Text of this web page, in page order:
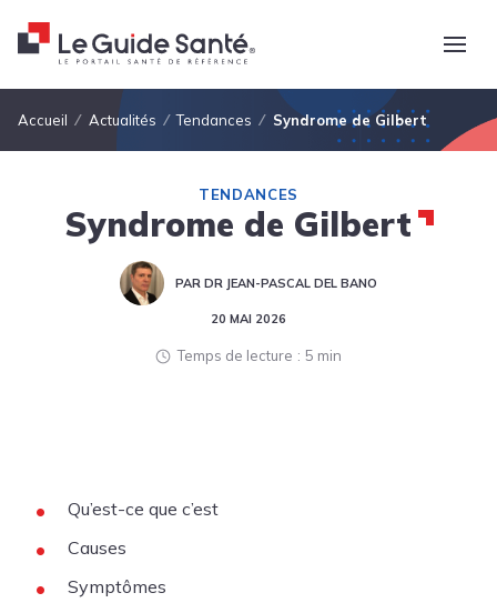
Fil d'Ariane
Accueil Actualités Tendances Syndrome de Gilbert
TENDANCES
Syndrome de Gilbert
PAR DR JEAN-PASCAL DEL BANO
20 MAI 2026
Temps de lecture 5 min
Qu’est-ce que c’est
Causes
Symptômes